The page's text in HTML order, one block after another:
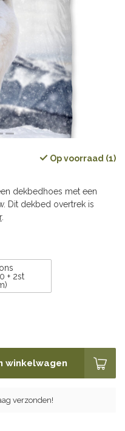
Op voorraad (1)
dekbedhoes met een
Dit dekbed overtrek is
.
+ 2st
winkelwagen
verzonden!